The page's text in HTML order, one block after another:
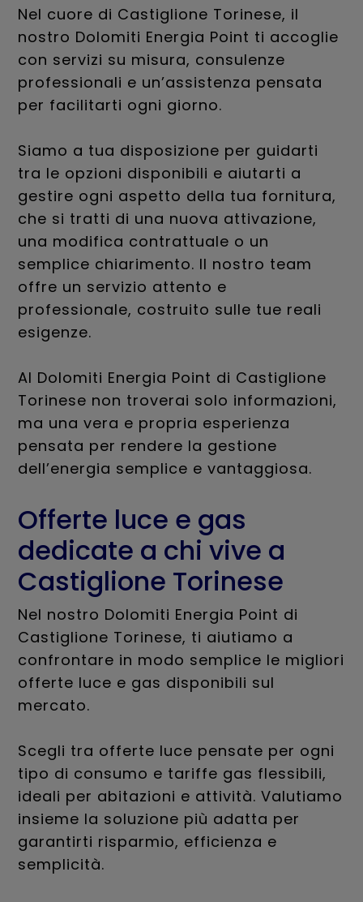
Nel cuore di Castiglione Torinese, il
nostro Dolomiti Energia Point ti accoglie
con servizi su misura, consulenze
professionali e un’assistenza pensata
per facilitarti ogni giorno.
Siamo a tua disposizione per guidarti
tra le opzioni disponibili e aiutarti a
gestire ogni aspetto della tua fornitura,
che si tratti di una nuova attivazione,
una modifica contrattuale o un
semplice chiarimento. Il nostro team
offre un servizio attento e
professionale, costruito sulle tue reali
esigenze.
Al Dolomiti Energia Point di Castiglione
Torinese non troverai solo informazioni,
ma una vera e propria esperienza
pensata per rendere la gestione
dell’energia semplice e vantaggiosa.
Offerte luce e gas
dedicate a chi vive a
Castiglione Torinese
Nel nostro Dolomiti Energia Point di
Castiglione Torinese, ti aiutiamo a
confrontare in modo semplice le migliori
offerte luce e gas disponibili sul
mercato.
Scegli tra offerte luce pensate per ogni
tipo di consumo e tariffe gas flessibili,
ideali per abitazioni e attività. Valutiamo
insieme la soluzione più adatta per
garantirti risparmio, efficienza e
semplicità.